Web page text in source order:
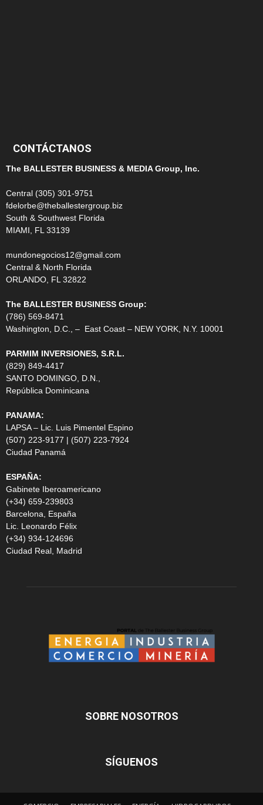
CONTÁCTANOS
The BALLESTER BUSINESS & MEDIA Group, Inc.
Central (305) 301-9751
fdelorbe@theballestergroup.biz
South & Southwest Florida
MIAMI, FL 33139
mundonegocios12@gmail.com
Central & North Florida
ORLANDO, FL 32822
The BALLESTER BUSINESS Group:
(786) 569-8471
Washington, D.C., – East Coast – NEW YORK, N.Y. 10001
PARMIM INVERSIONES, S.R.L.
(829) 849-4417
SANTO DOMINGO, D.N.,
República Dominicana
PANAMA:
LAPSA – Lic. Luis Pimentel Espino
(507) 223-9177 | (507) 223-7924
Ciudad Panamá
ESPAÑA:
Gabinete Iberoamericano
(+34) 659-239803
Barcelona, España
Lic. Leonardo Félix
(+34) 934-124696
Ciudad Real, Madrid
SOBRE NOSOTROS
SÍGUENOS